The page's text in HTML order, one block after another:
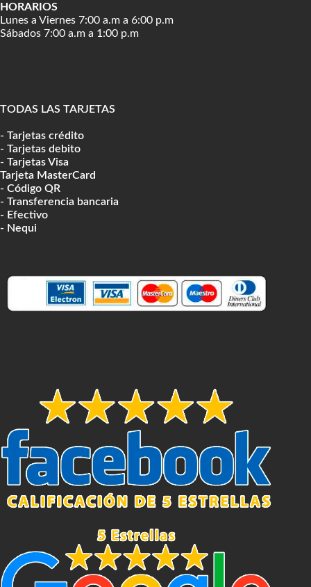
HORARIOS
Lunes a Viernes 7:00 a.m a 6:00 p.m
Sábados 7:00 a.m a 1:00 p.m
TODAS LAS TARJETAS
- Tarjetas crédito
- Tarjetas debito
- Tarjetas Visa
Tarjeta MasterCard
- Código QR
- Transferencia bancaria
- Efectivo
- Nequi